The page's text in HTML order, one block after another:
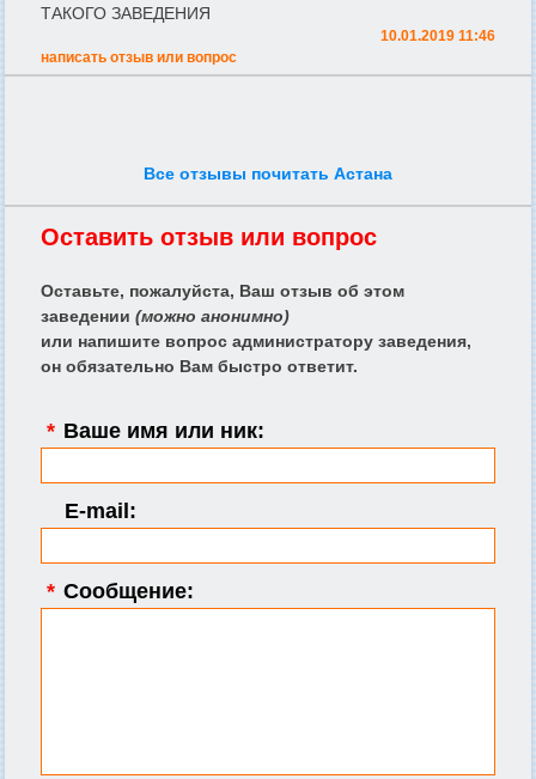
ТАКОГО ЗАВЕДЕНИЯ
10.01.2019 11:46
написать отзыв или вопрос
Все отзывы почитать Астана
Оставить отзыв или вопрос
Оставьте, пожалуйста, Ваш отзыв об этом
заведении (можно анонимно)
или напишите вопрос администратору заведения,
он обязательно Вам быстро ответит.
* Ваше имя или ник:
E-mail:
* Сообщение: